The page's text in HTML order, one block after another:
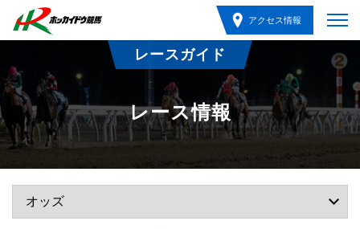
アクセス情報
レースガイド
レース情報